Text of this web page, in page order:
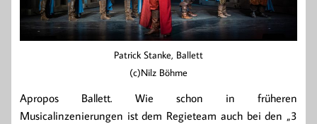
Patrick Stanke, Ballett
(c)Nilz Böhme
Apropos Ballett. Wie schon in früheren
Musicalinzenierungen ist dem Regieteam auch bei den „3